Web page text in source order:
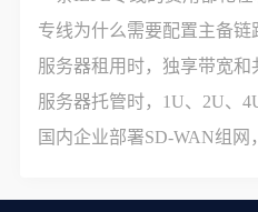
专线为什么需要配置主备链
服务器托管时，1U、2U、